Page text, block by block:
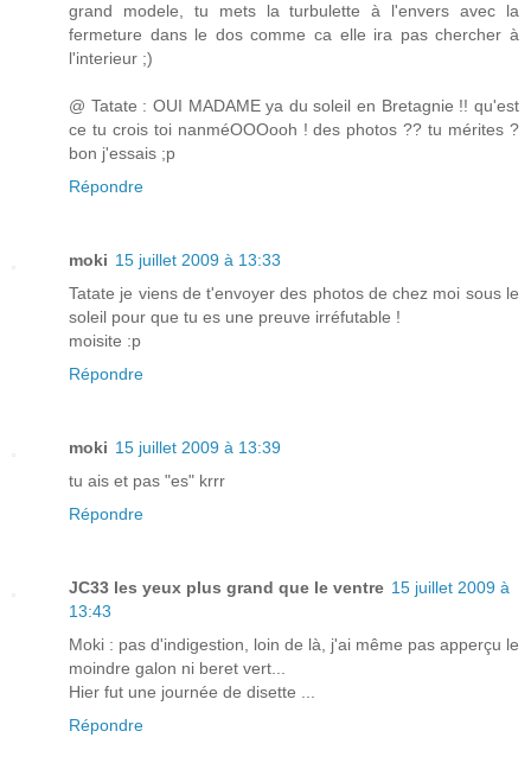
grand modele, tu mets la turbulette à l'envers avec la
fermeture dans le dos comme ca elle ira pas chercher à
l'interieur ;)
@ Tatate : OUI MADAME ya du soleil en Bretagnie !! qu'est
ce tu crois toi nanméOOOooh ! des photos ?? tu mérites ?
bon j'essais ;p
Répondre
moki 15 juillet 2009 à 13:33
Tatate je viens de t'envoyer des photos de chez moi sous le
soleil pour que tu es une preuve irréfutable !
moisite :p
Répondre
moki 15 juillet 2009 à 13:39
tu ais et pas "es" krrr
Répondre
JC33 les yeux plus grand que le ventre 15 juillet 2009 à
13:43
Moki : pas d'indigestion, loin de là, j'ai même pas apperçu le
moindre galon ni beret vert...
Hier fut une journée de disette ...
Répondre